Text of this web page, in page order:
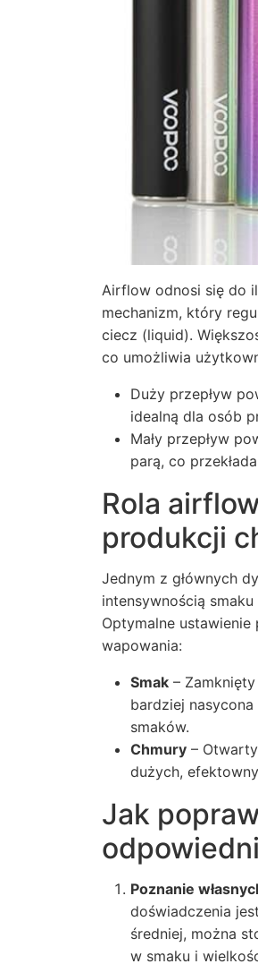
Airflow odnosi się do
mechanizm, który
ciecz (liquid).
co umożliwia
Duży przepływ
idealną dla osób
Mały przepływ
parą, co
Rola
produkcji
Jednym z głównych
intensywnością
Optymalne
wapowania:
Smak –
bardziej
smaków.
Chmury –
dużych,
Jak
Poznanie
doświadczenia
średniej, można
w smaku i